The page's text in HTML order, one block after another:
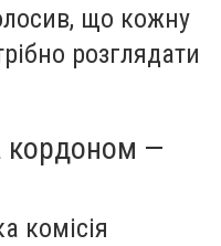
що кожну
розглядати
кордоном —
комісія